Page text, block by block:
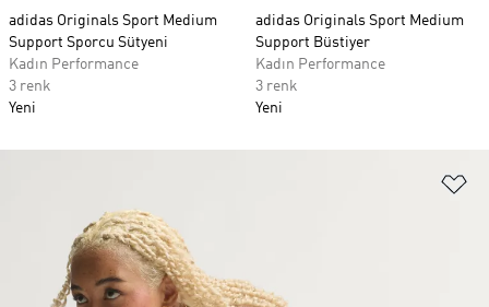
adidas Originals Sport Medium
Support Sporcu Sütyeni
Kadın Performance
3 renk
Yeni
adidas Originals Sport Medium
Support Büstiyer
Kadın Performance
3 renk
Yeni